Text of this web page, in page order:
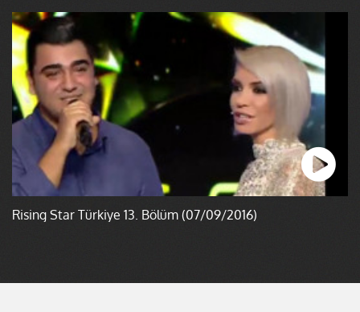
Rising Star Türkiye 13. Bölüm (07/09/2016)